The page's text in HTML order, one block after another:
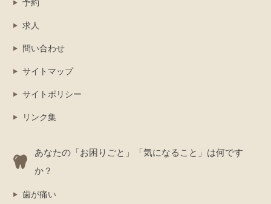
予約
求人
問い合わせ
サイトマップ
サイトポリシー
リンク集
あなたの「お困りごと」「気になること」は何です
か？
歯が痛い